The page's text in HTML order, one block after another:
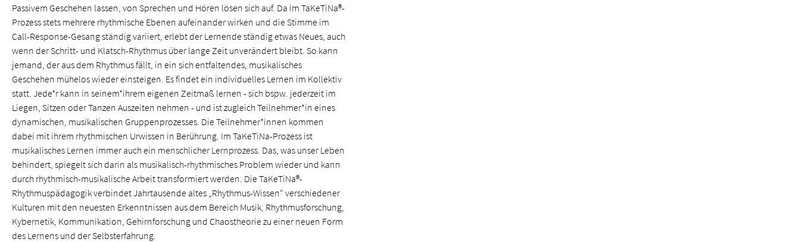
Passivem Geschehen lassen, von Sprechen und Hören lösen sich auf. Da im TaKeTiNa®-
Prozess stets mehrere rhythmische Ebenen aufeinander wirken und die Stimme im
Call-Response-Gesang ständig variiert, erlebt der Lernende ständig etwas Neues, auch
wenn der Schritt- und Klatsch-Rhythmus über lange Zeit unverändert bleibt. So kann
jemand, der aus dem Rhythmus fällt, in ein sich entfaltendes, musikalisches
Geschehen mühelos wieder einsteigen. Es findet ein individuelles Lernen im Kollektiv
statt. Jede*r kann in seinem*ihrem eigenen Zeitmaß lernen - sich bspw. jederzeit im
Liegen, Sitzen oder Tanzen Auszeiten nehmen - und ist zugleich Teilnehmer*in eines
dynamischen, musikalischen Gruppenprozesses. Die Teilnehmer*innen kommen
dabei mit ihrem rhythmischen Urwissen in Berührung. Im TaKeTiNa-Prozess ist
musikalisches Lernen immer auch ein menschlicher Lernprozess. Das, was unser Leben
behindert, spiegelt sich darin als musikalisch-rhythmisches Problem wieder und kann
durch rhythmisch-musikalische Arbeit transformiert werden. Die TaKeTiNa®-
Rhythmuspädagogik verbindet Jahrtausende altes „Rhythmus-Wissen“ verschiedener
Kulturen mit den neuesten Erkenntnissen aus dem Bereich Musik, Rhythmusforschung,
Kybernetik, Kommunikation, Gehirnforschung und Chaostheorie zu einer neuen Form
des Lernens und der Selbsterfahrung.